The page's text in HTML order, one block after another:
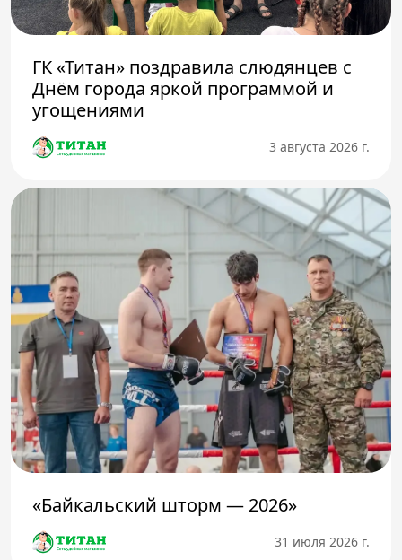
ГК «Титан» поздравила слюдянцев с
Днём города яркой программой и
угощениями
3 августа 2026 г.
«Байкальский шторм — 2026»
31 июля 2026 г.